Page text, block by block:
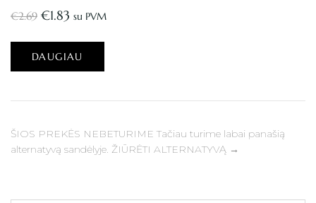
€2.69 €1.83 su PVM
DAUGIAU
ŠIOS PREKĖS NEBETURIME Tačiau turime labai panašią
alternatyvą sandėlyje. ŽIŪRĖTI ALTERNATYVĄ →